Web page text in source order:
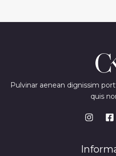
Pulvinar aenean dignissim
quis